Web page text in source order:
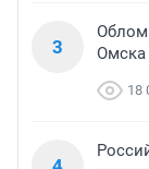
3
18